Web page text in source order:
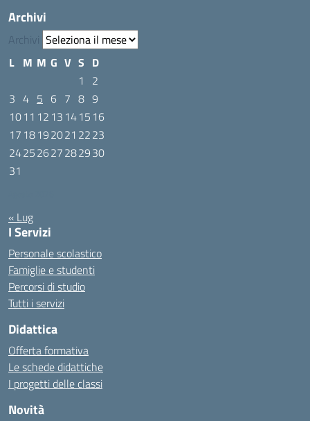
Archivi
Archivi
L M M G V S D
1
2
3 4 5 6 7 8 9
1011 12 13 1415 16
17 18192021 2223
24252627282930
31
« Lug
I Servizi
Personale scolastico
Famiglie e studenti
Percorsi di studio
Tutti i servizi
Didattica
Offerta formativa
Le schede didattiche
I progetti delle classi
Novità